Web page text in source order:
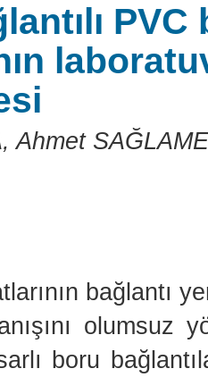
Ahmet
bağlantı
olumsuz
boru